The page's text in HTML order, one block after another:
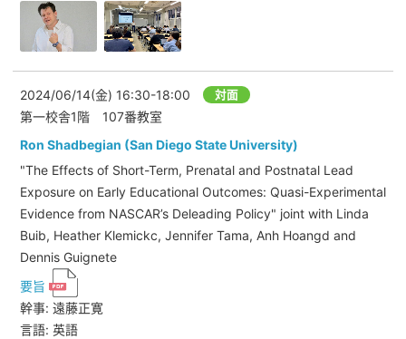
2024/06/14(金) 16:30-18:00 対面
第一校舎1階 107番教室
Ron Shadbegian (San Diego State University)
"The Effects of Short-Term, Prenatal and Postnatal Lead
Exposure on Early Educational Outcomes: Quasi-Experimental
Evidence from NASCAR’s Deleading Policy" joint with Linda
Buib, Heather Klemickc, Jennifer Tama, Anh Hoangd and
Dennis Guignete
要旨
幹事: 遠藤正寛
言語: 英語